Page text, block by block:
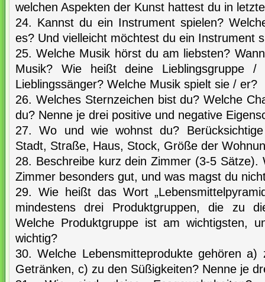
welchen Aspekten der Kunst hattest du in
24. Kannst du ein Instrument spielen?
es? Und vielleicht möchtest du ein Instrument
25. Welche Musik hörst du am liebsten?
Musik? Wie heißt deine Lieblingsgruppe /
Lieblingssänger? Welche Musik spielt sie / er?
26. Welches Sternzeichen bist du? Welche
du? Nenne je drei positive und negative
27. Wo und wie wohnst du?
Stadt, Straße, Haus, Stock, Größe der
28. Beschreibe kurz dein Zimmer (3-5 Sätze).
Zimmer besonders gut, und was magst du
29. Wie heißt das Wort
mindestens drei Produktgruppen, die zu
Welche Produktgruppe ist am wichtigsten,
wichtig?
30. Welche Lebensmitteprodukte gehören
Getränken, c) zu den Süßigkeiten? Nenne je